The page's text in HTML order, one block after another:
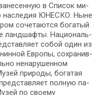
в Спи­сок ми­
на­сле­дия ЮНЕСКО. Ныне
со­че­та­ют­ся бо­га­тый
ланд­шаф­ты. На­ци­о­наль­
со­бой один из
Ев­ро­пы, со­хра­нив­
ненарушенном
природы, бо­га­тая
пол­ную па­
по сво­е­му